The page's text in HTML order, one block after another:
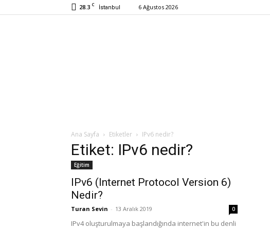
28.3 C İstanbul 6 Ağustos 2026
Ana Sayfa Etiketler IPv6 nedir?
Etiket: IPv6 nedir?
Eğitim
IPv6 (Internet Protocol Version 6)
Nedir?
Turan Sevin - 13 Aralık 2019 0
IPv4 oluşturulmaya başlandığında internet'in bu denli